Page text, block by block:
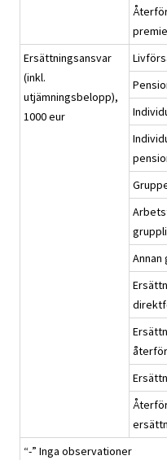
Ersättningsansvar
(inkl.
utjämningsbelopp),
1000 eur
“-” Inga observationer